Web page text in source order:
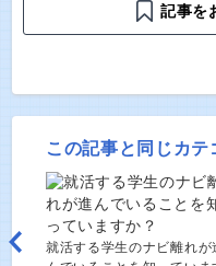
記事を
この記事と同じカテ
就活する学生のナビ離れが